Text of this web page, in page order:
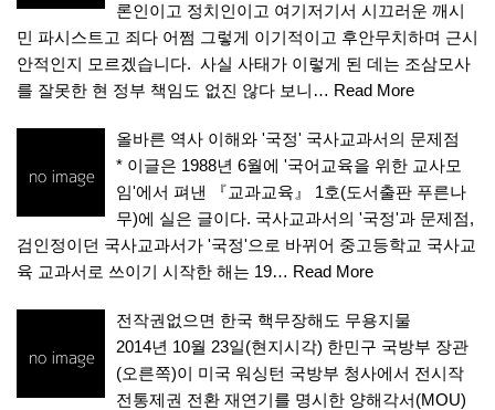
론인이고 정치인이고 여기저기서 시끄러운 깨시
민 파시스트고 죄다 어쩜 그렇게 이기적이고 후안무치하며 근시
안적인지 모르겠습니다. 사실 사태가 이렇게 된 데는 조삼모사
를 잘못한 현 정부 책임도 없진 않다 보니… Read More
올바른 역사 이해와 '국정' 국사교과서의 문제점
* 이글은 1988년 6월에 '국어교육을 위한 교사모
임'에서 펴낸 『교과교육』 1호(도서출판 푸른나
무)에 실은 글이다. 국사교과서의 '국정'과 문제점,
검인정이던 국사교과서가 '국정'으로 바뀌어 중고등학교 국사교
육 교과서로 쓰이기 시작한 해는 19… Read More
전작권없으면 한국 핵무장해도 무용지물
2014년 10월 23일(현지시각) 한민구 국방부 장관
(오른쪽)이 미국 워싱턴 국방부 청사에서 전시작
전통제권 전환 재연기를 명시한 양해각서(MOU)